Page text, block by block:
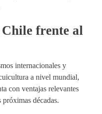
frente al
internacionales y
a nivel mundial,
con ventajas relevantes
próximas décadas.